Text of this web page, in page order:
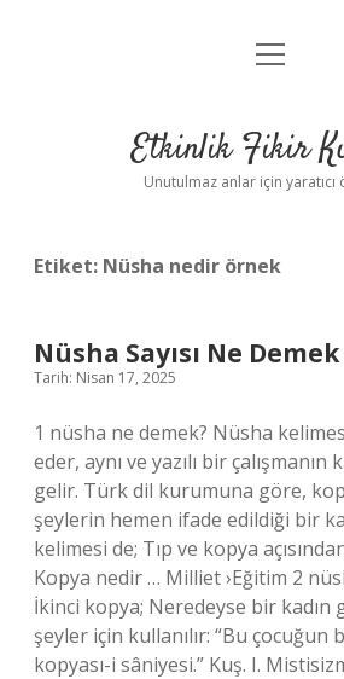
Anasayfa
Yasal Uyarı
menüyü
Etkinlik Fikir
Unutulmaz anlar için yaratıcı
Etiket: Nüsha nedir örnek
Nüsha Sayısı Ne Demek
Tarih: Nisan 17, 2025
1 nüsha ne demek? Nüsha
eder, aynı ve yazılı bir çalışmanın
gelir. Türk dil kurumuna göre,
şeylerin hemen ifade edildiği bir
kelimesi de; Tıp ve kopya
Kopya nedir … Milliet ›Eğitim 2
İkinci kopya; Neredeyse bir kadın
şeyler için kullanılır: “Bu çocuğun
kopyası-i sâniyesi.” Kuş. I.